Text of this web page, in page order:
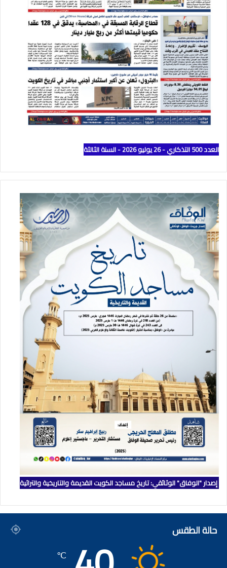
العدد 500 التذكاري - 26 يوليو 2026 - السنة الثالثة
إصدار "الوفاق" الوثائقي: تاريخ مساجد الكويت القديمة والتاريخية والتراثية
حالة الطقس
℃